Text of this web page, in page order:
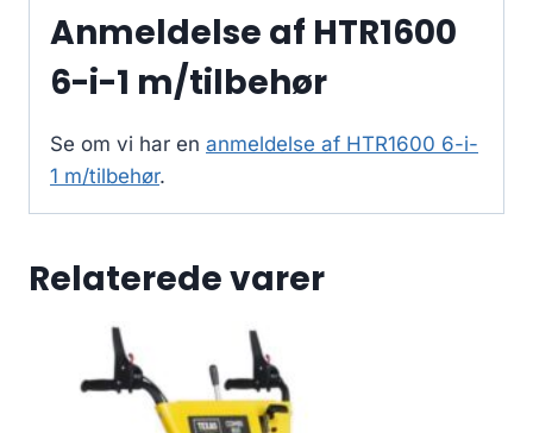
Anmeldelse af HTR1600
6-i-1 m/tilbehør
Se om vi har en anmeldelse af HTR1600 6-i-
1 m/tilbehør.
Relaterede varer